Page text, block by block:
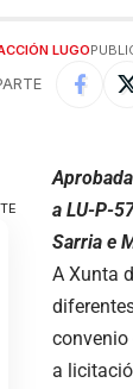
LUGO
a LU-P-
Sarria e
A Xunta
convenio
a